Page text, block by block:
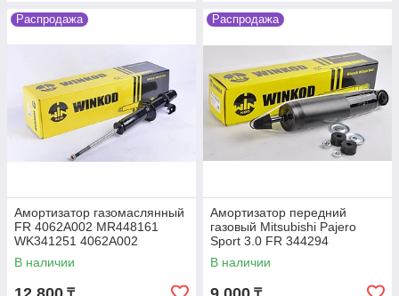
бензин E33A
Mitsubishi Galant седан VII 1992-1998 1.8 4G93
бензин E52A, 2.0 4G63 бензин E55A
Распродажа
Амортизатор газомаслянный
FR 4062A002 MR448161
WK341251 4062A002
4062A024 341251 4062A0
В наличии
Распродажа
Амортизатор передний
газовый Mitsubishi Pajero
Sport 3.0 FR 344294
W344294SA
В наличии